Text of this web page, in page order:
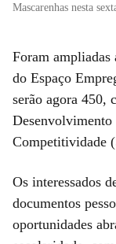
Mascarenhas nesta
Foram ampliadas
do Espaço
serão agora 450,
Competitividade
Os interessados
documentos
oportunidades